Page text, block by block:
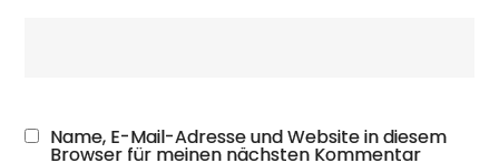
Name, E-Mail-Adresse und Website in diesem
Browser für meinen nächsten Kommentar